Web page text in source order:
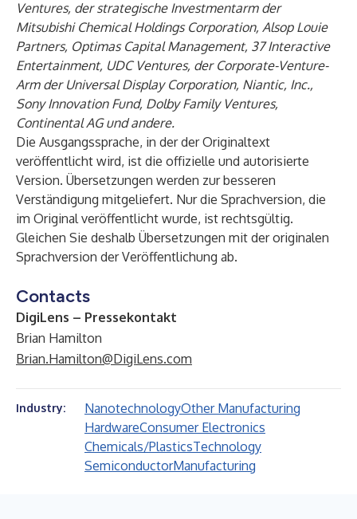
Ventures, der strategische Investmentarm der
Mitsubishi Chemical Holdings Corporation, Alsop Louie
Partners, Optimas Capital Management, 37 Interactive
Entertainment, UDC Ventures, der Corporate-Venture-
Arm der Universal Display Corporation, Niantic, Inc.,
Sony Innovation Fund, Dolby Family Ventures,
Continental AG und andere.
Die Ausgangssprache, in der der Originaltext
veröffentlicht wird, ist die offizielle und autorisierte
Version. Übersetzungen werden zur besseren
Verständigung mitgeliefert. Nur die Sprachversion, die
im Original veröffentlicht wurde, ist rechtsgültig.
Gleichen Sie deshalb Übersetzungen mit der originalen
Sprachversion der Veröffentlichung ab.
Contacts
DigiLens – Pressekontakt
Brian Hamilton
Brian.Hamilton@DigiLens.com
Industry: NanotechnologyOther Manufacturing
HardwareConsumer Electronics
Chemicals/PlasticsTechnology
SemiconductorManufacturing